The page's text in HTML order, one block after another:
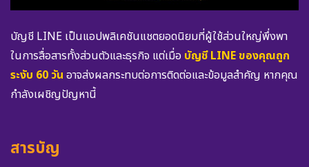
บัญชี LINE เป็นแอปพลิเคชันแชตยอดนิยมที่ผู้ใช้ส่วนใหญ่พึ่งพา
ในการสื่อสารทั้งส่วนตัวและธุรกิจ แต่เมื่อ บัญชี LINE ของคุณถูก
ระงับ 60 วัน อาจส่งผลกระทบต่อการติดต่อและข้อมูลสำคัญ หากคุณ
กำลังเผชิญปัญหานี้
สารบัญ